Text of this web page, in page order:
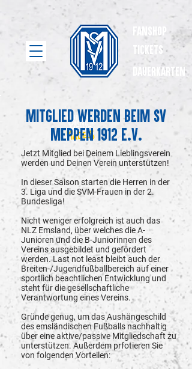
Fanshop
Tickets
dauerkarten
Mitglied werden beim SV
Meppen 1912 e.v.
Jetzt Mitglied bei Deinem Lieblingsverein
werden und Deinen Verein unterstützen!
In dieser Saison starten die Herren in der
3. Liga und die SVM-Frauen in der 2.
Bundesliga!
Nicht weniger erfolgreich ist auch das
NLZ Emsland, über welches die A-
Junioren und die B-Juniorinnen des
Vereins ausgebildet und gefördert
werden. Last not least bleibt auch der
Breiten-/Jugendfußballbereich auf einer
sportlich beachtlichen Entwicklung und
steht für die gesellschaftliche
Verantwortung eines Vereins.
Gründe genug, um das Aushängeschild
des emsländischen Fußballs nachhaltig
über eine aktive/passive Mitgliedschaft zu
unterstützen. Außerdem prfotieren Sie
von folgenden Vorteilen: